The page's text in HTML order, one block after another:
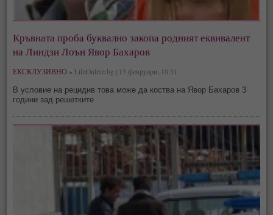
Кръвната проба буквално закопа родният еквивалент
на Линдзи Лоън Явор Бахаров
ЕКСКЛУЗИВНО » LifeOnline.bg | 13 февруари, 10:31
В условие на рецидив това може да коства на Явор Бахаров 3
години зад решетките